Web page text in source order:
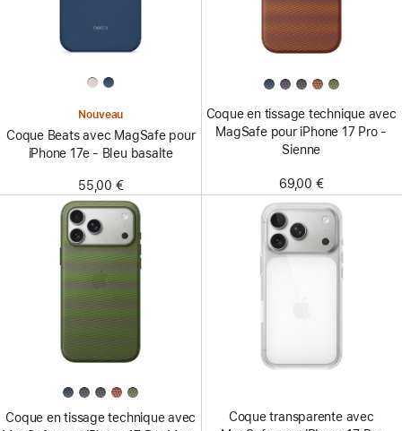
Nouveau
Coque Beats avec MagSafe pour
iPhone 17e - Bleu basalte
55,00 €
Coque en tissage technique avec
MagSafe pour iPhone 17 Pro -
Sienne
69,00 €
Coque en tissage technique avec
Coque transparente avec